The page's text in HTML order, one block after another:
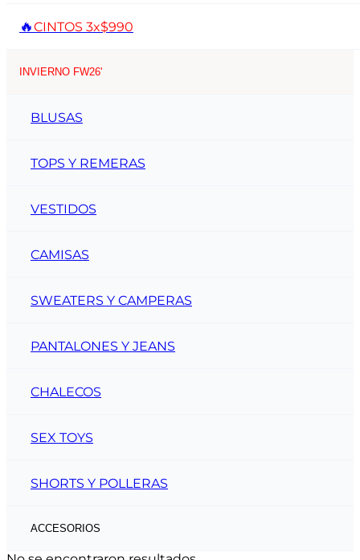
🔥CINTOS 3x$990
INVIERNO FW26'
BLUSAS
TOPS Y REMERAS
VESTIDOS
CAMISAS
SWEATERS Y CAMPERAS
PANTALONES Y JEANS
CHALECOS
SEX TOYS
SHORTS Y POLLERAS
ACCESORIOS